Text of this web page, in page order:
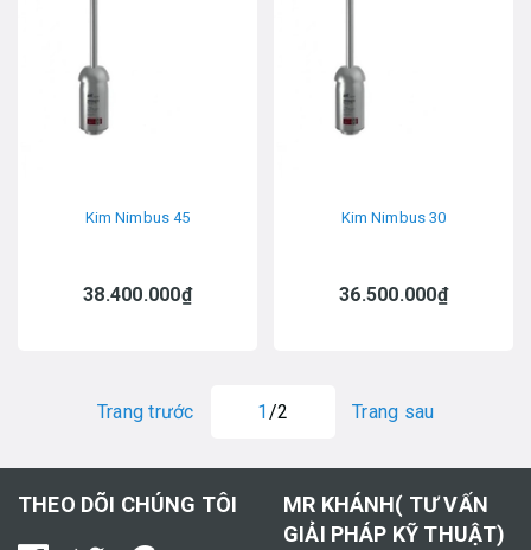
Kim Nimbus 45
38.400.000₫
Kim Nimbus 30
36.500.000₫
Trang trước 1 /2 Trang sau
THEO DÕI CHÚNG TÔI
MR KHÁNH( TƯ VẤN
GIẢI PHÁP KỸ THUẬT)